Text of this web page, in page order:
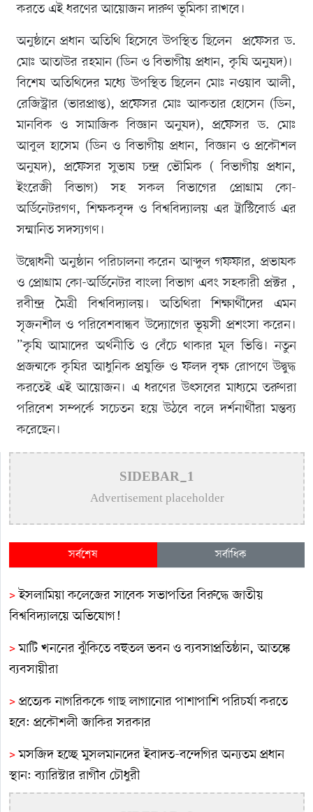
করতে এই ধরণের আয়োজন দারুণ ভূমিকা রাখবে।
অনুষ্ঠানে প্রধান অতিথি হিসেবে উপস্থিত ছিলেন প্রফেসর ড.
মোঃ আতাউর রহমান (ডিন ও বিভাগীয় প্রধান, কৃষি অনুষদ)।
বিশেষ অতিথিদের মধ্যে উপস্থিত ছিলেন মোঃ নওয়াব আলী,
রেজিস্ট্রার (ভারপ্রাপ্ত), প্রফেসর মোঃ আকতার হোসেন (ডিন,
মানবিক ও সামাজিক বিজ্ঞান অনুষদ), প্রফেসর ড. মোঃ
আবুল হাসেম (ডিন ও বিভাগীয় প্রধান, বিজ্ঞান ও প্রকৌশল
অনুষদ), প্রফেসর সুভাষ চন্দ্র ভৌমিক ( বিভাগীয় প্রধান,
ইংরেজী বিভাগ) সহ সকল বিভাগের প্রোগ্রাম কো-
অর্ডিনেটরগণ, শিক্ষকবৃন্দ ও বিশ্ববিদ্যালয় এর ট্রাস্টিবোর্ড এর
সম্মানিত সদস্যগণ।
উদ্বোধনী অনুষ্ঠান পরিচালনা করেন আব্দুল গফফার, প্রভাষক
ও প্রোগ্রাম কো-অর্ডিনেটর বাংলা বিভাগ এবং সহকারী প্রক্টর ,
রবীন্দ্র মৈত্রী বিশ্ববিদ্যালয়। অতিথিরা শিক্ষার্থীদের এমন
সৃজনশীল ও পরিবেশবান্ধব উদ্যোগের ভূয়সী প্রশংসা করেন।
”কৃষি আমাদের অর্থনীতি ও বেঁচে থাকার মূল ভিত্তি। নতুন
প্রজন্মকে কৃষির আধুনিক প্রযুক্তি ও ফলদ বৃক্ষ রোপণে উদ্বুদ্ধ
করতেই এই আয়োজন। এ ধরণের উৎসবের মাধ্যমে তরুণরা
পরিবেশ সম্পর্কে সচেতন হয়ে উঠবে বলে দর্শনার্থীরা মন্তব্য
করেছেন।
SIDEBAR_1
Advertisement placeholder
সর্বশেষ সর্বাধিক
>ইসলামিয়া কলেজের সাবেক সভাপতির বিরুদ্ধে জাতীয়
বিশ্ববিদ্যালয়ে অভিযোগ!
>মাটি খননের ঝুঁকিতে বহুতল ভবন ও ব্যবসাপ্রতিষ্ঠান, আতঙ্কে
ব্যবসায়ীরা
>প্রত্যেক নাগরিককে গাছ লাগানোর পাশাপাশি পরিচর্যা করতে
হবে: প্রকৌশলী জাকির সরকার
>মসজিদ হচ্ছে মুসলমানদের ইবাদত-বন্দেগির অন্যতম প্রধান
স্থান: ব্যারিস্টার রাগীব চৌধুরী
>
কুষ্টিয়ায় ড. কাজী মোতাহার হোসেন দাবা একাডেমি উদ্বোধন